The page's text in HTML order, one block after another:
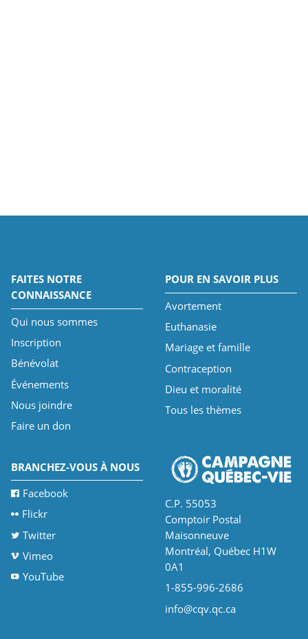
FAITES NOTRE
CONNAISSANCE
Qui nous sommes
Inscription
Bénévolat
Événements
Nous joindre
Faire un don
POUR EN SAVOIR PLUS
Avortement
Euthanasie
Mariage et famille
Contraception
Dieu et moralité
Tous les thèmes
BRANCHEZ-VOUS À NOUS
Facebook
Flickr
Twitter
Vimeo
YouTube
C.P. 55053
Comptoir Postal
Maisonneuve
Montréal, Québec H1W
0A1
1-855-996-2686
info@cqv.qc.ca